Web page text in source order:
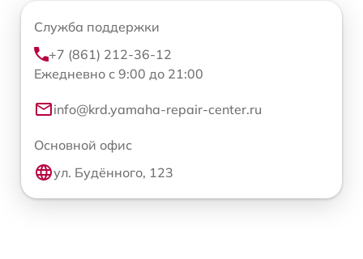
Служба поддержки
+7 (861) 212-36-12
Ежедневно с 9:00 до 21:00
info@krd.yamaha-repair-center.ru
Основной офис
ул. Будённого, 123